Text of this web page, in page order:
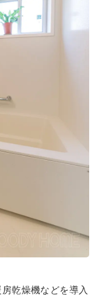
乾燥機などを導入